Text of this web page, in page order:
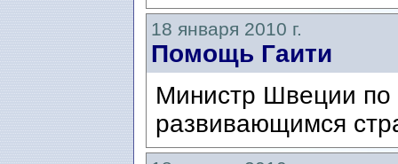
18 января 2010 г.
Помощь Гаити
Министр Швеции
развивающимся